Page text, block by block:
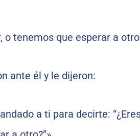
o tenemos que esperar a
ante él y le dijeron:
a ti para decirte: